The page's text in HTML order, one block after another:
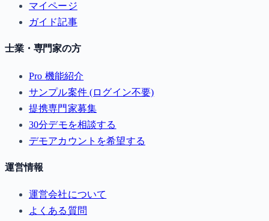
マイページ
ガイド記事
士業・専門家の方
Pro 機能紹介
サンプル案件 (ログイン不要)
提携専門家募集
30分デモを相談する
デモアカウントを希望する
運営情報
運営会社について
よくある質問